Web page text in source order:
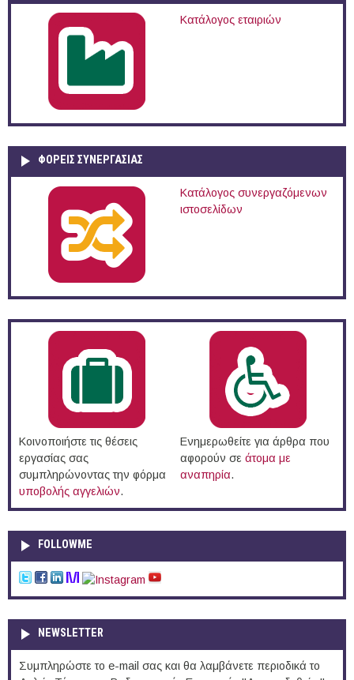
Κατάλογος εταιριών
ΦΟΡΕΙΣ ΣΥΝΕΡΓΑΣΙΑΣ
Κατάλογος συνεργαζόμενων
ιστοσελίδων
Κοινοποιήστε τις θέσεις
εργασίας σας
συμπληρώνοντας την φόρμα
υποβολής αγγελιών.
Ενημερωθείτε για άρθρα που
αφορούν σε άτομα με
αναπηρία.
FOLLOWME
NEWSLETTER
Συμπληρώστε το e-mail σας και θα λαμβάνετε περιοδικά το